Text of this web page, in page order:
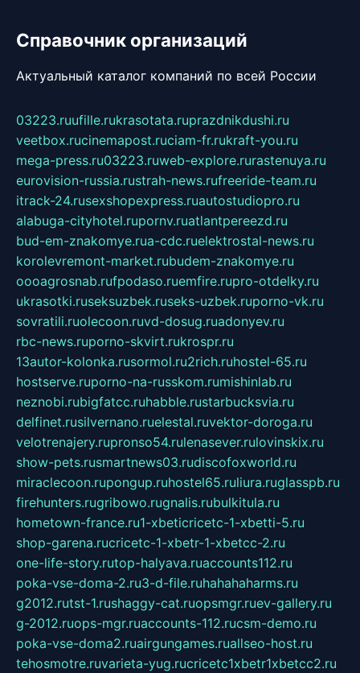
Справочник организаций
Актуальный каталог компаний по всей России
03223.ruufille.rukrasotata.ruprazdnikdushi.ru
veetbox.rucinemapost.ruciam-fr.rukraft-you.ru
mega-press.ru03223.ruweb-explore.rurastenuya.ru
eurovision-russia.rustrah-news.rufreeride-team.ru
itrack-24.rusexshopexpress.ruautostudiopro.ru
alabuga-cityhotel.rupornv.ruatlantpereezd.ru
bud-em-znakomye.rua-cdc.ruelektrostal-news.ru
korolevremont-market.rubudem-znakomye.ru
oooagrosnab.rufpodaso.ruemfire.rupro-otdelky.ru
ukrasotki.ruseksuzbek.ruseks-uzbek.ruporno-vk.ru
sovratili.ruolecoon.ruvd-dosug.ruadonyev.ru
rbc-news.ruporno-skvirt.rukrospr.ru
13autor-kolonka.rusormol.ru2rich.ruhostel-65.ru
hostserve.ruporno-na-russkom.rumishinlab.ru
neznobi.rubigfatcc.ruhabble.rustarbucksvia.ru
delfinet.rusilvernano.ruelestal.ruvektor-doroga.ru
velotrenajery.rupronso54.rulenasever.rulovinskix.ru
show-pets.rusmartnews03.rudiscofoxworld.ru
miraclecoon.rupongup.ruhostel65.ruliura.ruglasspb.ru
firehunters.rugribowo.rugnalis.rubulkitula.ru
hometown-france.ru1-xbeticricetc-1-xbetti-5.ru
shop-garena.rucricetc-1-xbetr-1-xbetcc-2.ru
one-life-story.rutop-halyava.ruaccounts112.ru
poka-vse-doma-2.ru3-d-file.ruhahahaharms.ru
g2012.rutst-1.rushaggy-cat.ruopsmgr.ruev-gallery.ru
g-2012.ruops-mgr.ruaccounts-112.rucsm-demo.ru
poka-vse-doma2.ruairgungames.ruallseo-host.ru
tehosmotre.ruvarieta-yug.rucricetc1xbetr1xbetcc2.ru